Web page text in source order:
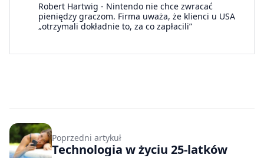
Robert Hartwig - Nintendo nie chce zwracać
pieniędzy graczom. Firma uważa, że klienci u USA
„otrzymali dokładnie to, za co zapłacili”
Poprzedni artykuł
Technologia w życiu 25-latków